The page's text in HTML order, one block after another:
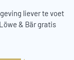
liever te voet
& Bär gratis